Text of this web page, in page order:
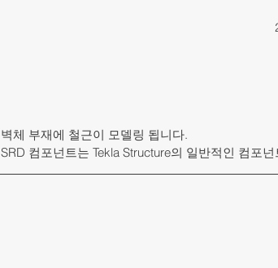
벽체 부재에 철근이 모델링 됩니다.
SRD 컴포넌트는 Tekla Structure의 일반적인 컴포